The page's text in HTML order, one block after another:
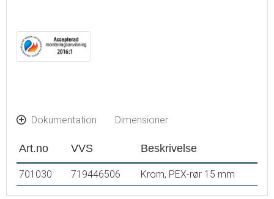
Dokumentation Dimensioner
Art.no VVS Beskrivelse
701030 719446506 Krom, PEX-rør 15 mm